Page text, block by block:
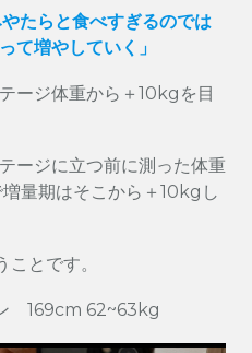
たらと食べすぎるのでは
て増やしていく」
ージ体重から＋10kgを目
ージに立つ前に測った体重
量期はそこから＋10kgし
とです。
169cm 62~63kg